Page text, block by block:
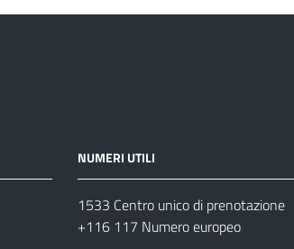
NUMERI UTILI
1533 Centro unico di prenotazione
+116 117 Numero europeo